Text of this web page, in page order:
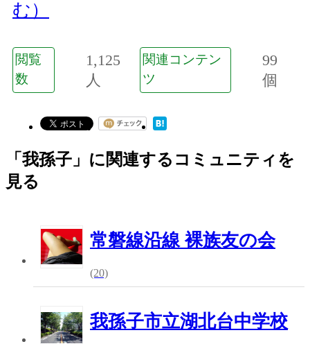
む）
閲覧
数
1,125
人
関連コンテン
ツ
99
個
「我孫子」に関連するコミュニティを
見る
常磐線沿線 裸族友の会
(20)
我孫子市立湖北台中学校